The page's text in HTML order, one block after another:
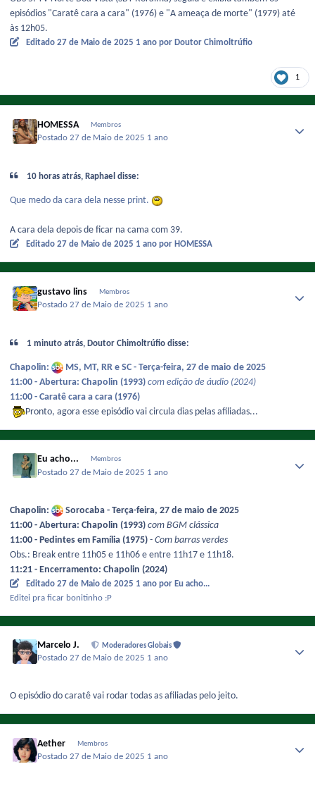
episódios "Caratê cara a cara" (1976) e "A ameaça de morte" (1979) até
às 12h05.
Editado 27 de Maio de 2025 1 ano por Doutor Chimoltrúfio
1
HOMESSA Membros
Postado27 de Maio de 2025 1 ano
10 horas atrás, Raphael disse:
Que medo da cara dela nesse print.
A cara dela depois de ficar na cama com 39.
Editado 27 de Maio de 2025 1 ano por HOMESSA
gustavo lins Membros
Postado27 de Maio de 2025 1 ano
1 minuto atrás, Doutor Chimoltrúfio disse:
Chapolin:
MS, MT, RR e SC - Terça-feira, 27 de maio de 2025
11:00 - Abertura: Chapolin (1993) com edição de áudio (2024)
11:00 - Caratê cara a cara (1976)
Pronto, agora esse episódio vai circula dias pelas afiliadas...
Eu acho... Membros
Postado27 de Maio de 2025 1 ano
Chapolin:
Sorocaba - Terça-feira, 27 de maio de 2025
11:00 - Abertura: Chapolin (1993) com BGM clássica
11:00 - Pedintes em Família (1975) - Com barras verdes
Obs.: Break entre 11h05 e 11h06 e entre 11h17 e 11h18.
11:21 - Encerramento: Chapolin (2024)
Editado 27 de Maio de 2025 1 ano por Eu acho...
Editei pra ficar bonitinho :P
Marcelo J. Moderadores Globais
Postado27 de Maio de 2025 1 ano
O episódio do caratê vai rodar todas as afiliadas pelo jeito.
Aether Membros
Postado27 de Maio de 2025 1 ano